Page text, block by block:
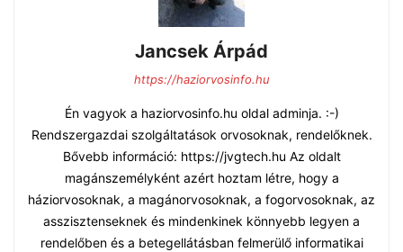
Jancsek Árpád
https://haziorvosinfo.hu
Én vagyok a haziorvosinfo.hu oldal adminja. :-)
Rendszergazdai szolgáltatások orvosoknak, rendelőknek.
Bővebb információ: https://jvgtech.hu Az oldalt
magánszemélyként azért hoztam létre, hogy a
háziorvosoknak, a magánorvosoknak, a fogorvosoknak, az
asszisztenseknek és mindenkinek könnyebb legyen a
rendelőben és a betegellátásban felmerülő informatikai